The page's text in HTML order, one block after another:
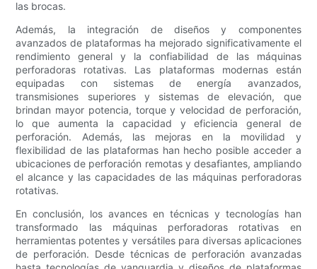
las brocas.
Además, la integración de diseños y componentes
avanzados de plataformas ha mejorado significativamente el
rendimiento general y la confiabilidad de las máquinas
perforadoras rotativas. Las plataformas modernas están
equipadas con sistemas de energía avanzados,
transmisiones superiores y sistemas de elevación, que
brindan mayor potencia, torque y velocidad de perforación,
lo que aumenta la capacidad y eficiencia general de
perforación. Además, las mejoras en la movilidad y
flexibilidad de las plataformas han hecho posible acceder a
ubicaciones de perforación remotas y desafiantes, ampliando
el alcance y las capacidades de las máquinas perforadoras
rotativas.
En conclusión, los avances en técnicas y tecnologías han
transformado las máquinas perforadoras rotativas en
herramientas potentes y versátiles para diversas aplicaciones
de perforación. Desde técnicas de perforación avanzadas